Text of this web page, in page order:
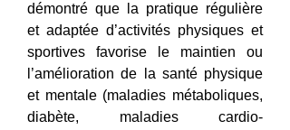
démontré que la pratique régulière
et adaptée d’activités physiques et
sportives favorise le maintien ou
l’amélioration de la santé physique
et mentale (maladies métaboliques,
diabète, maladies cardio-